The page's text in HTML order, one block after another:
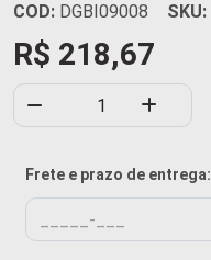
COD: DGBI09008 SKU:
R$ 218,67
Frete e prazo de entrega: